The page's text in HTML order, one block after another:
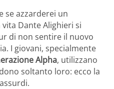
se azzarderei un
Dante Alighieri si
di non sentire il nuovo
I giovani, specialmente
Alpha, utilizzano
soltanto loro: ecco la